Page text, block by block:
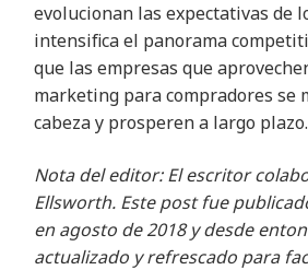
evolucionan las expectativas de
intensifica el panorama
que las empresas que
marketing para compradores se
cabeza y prosperen a largo plazo.
Nota del editor: El escritor
Ellsworth. Este post fue
en agosto de 2018 y desde
actualizado y refrescado para